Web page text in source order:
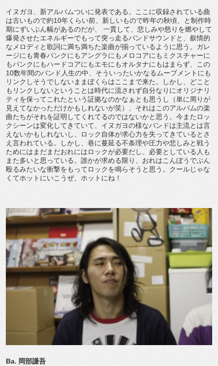
イヌガヨ、新アルバムついに発表である。ここに収録されている曲
は古いもので約10年くらい前、新しいもので昨年の秋頃、と制作時
期にずいぶん幅があるのだが、 一貫して、悲しみや怒りを燃やして
爆発させたエネルギーでもって突っ走るバンドサウンドと、叙情的
なメロディと歌詞に満ち満ちた楽曲が揃っているように思う。ガレ
ージにも青春パンクにもアングラにもメロコアにもミクスチャーに
もパンクにもハードコアにもエモにもオルタナにもはまらず、この
10数年間のバンド人生の中、そういったいかなるムーブメントにも
リンクしそうでしないままぼくらはここまで来た。しかし、どこと
もリンクしないということは時代に流されず自分なりにオリジナリ
ティを保ってこれたという証拠なのかなぁとも思うし（単に周りが
見えてなかっただけかもしれないが笑）、それはこのアルバムの楽
曲たちがそれを証明してくれてるのではないかと思う。今またロッ
クシーンは変化してきていて、イヌガヨの様なバンドは主流とは言
えないかもしれないし、ロック自体が求心力を失ってきているとさ
え言われている。しかし、巷に蔓延る不条理や圧力や悲しみと戦う
ためにはまだまだおれにはロックが必要だし、必要としている人も
また多いと思っている。誰かが求める限り、おれはこんぼうでぶん
殴るみたいな衝撃をもってロックを鳴らそうと思う。クールじゃな
くてホットにいこうぜ、ホットにね！
Ba. 岡部謙吾